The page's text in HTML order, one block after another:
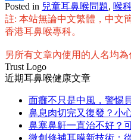
分
享
Posted in 兒童耳鼻喉問題, 喉
註: 本站無論中文繁體，中文
香港耳鼻喉專科。
另所有文章內使用的人名均為
Trust Logo
近期耳鼻喉健康文章
面癱不只是中風，警惕
鼻息肉切完又復發？小
鼻塞鼻鼾一直治不好？
微創修補耳膜新技術：